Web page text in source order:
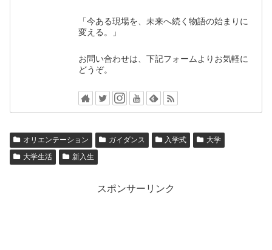
「今ある現場を、未来へ続く物語の始まりに
変える。」
お問い合わせは、下記フォームよりお気軽に
どうぞ。
オリエンテーション ガイダンス 入学式
大学
大学生活
新入生
スポンサーリンク